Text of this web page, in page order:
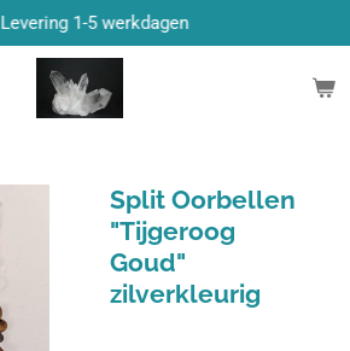
Levering 1-5 werkdagen
Split Oorbellen
"Tijgeroog
Goud"
zilverkleurig